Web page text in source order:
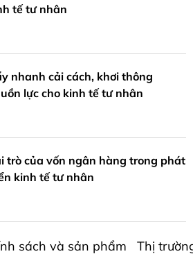
tế tư nhân
nhanh cải cách, khơi thông
lực cho kinh tế tư nhân
trò của vốn ngân hàng trong phát
kinh tế tư nhân
sách và sản phẩm Thị